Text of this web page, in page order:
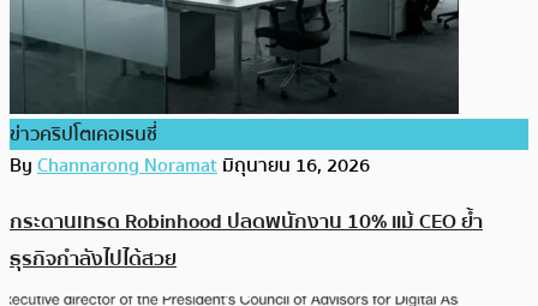
ข่าวคริปโตเคอเรนซี่
ByChannarong Noramatมิถุนายน 16, 2026
กระดานเทรด Robinhood ปลดพนักงาน 10% แม้ CEO ย้ำ
ธุรกิจกำลังไปได้สวย